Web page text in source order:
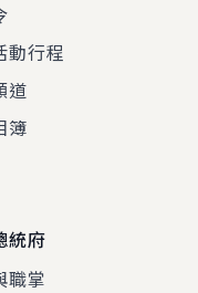
動行程
道
簿
統府
職掌